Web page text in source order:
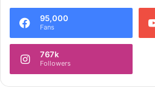
95,000
Fans
767k
Followers